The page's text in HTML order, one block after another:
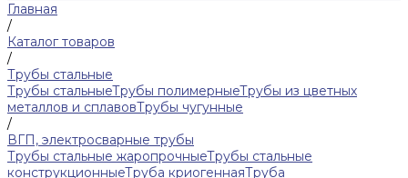
Главная
/
Каталог товаров
/
Трубы стальные
Трубы стальныеТрубы полимерныеТрубы из цветных
металлов и сплавовТрубы чугунные
/
ВГП, электросварные трубы
Трубы стальные жаропрочныеТрубы стальные
конструкционныеТруба криогеннаяТруба